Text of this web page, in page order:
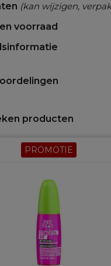
(kan wijzigen,
voorraad
producten
PROMOTIE